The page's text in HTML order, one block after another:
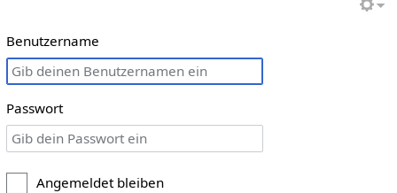
Benutzername
Passwort
Angemeldet bleiben